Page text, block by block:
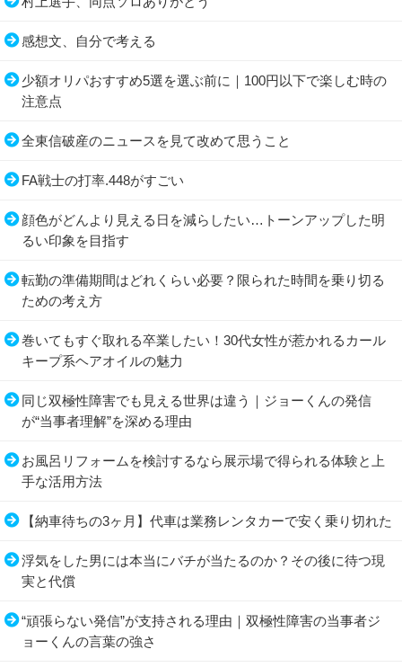
感想文、自分で考える
少額オリパおすすめ5選を選ぶ前に｜100円以下で楽しむ時の
注意点
全東信破産のニュースを見て改めて思うこと
FA戦士の打率.448がすごい
顔色がどんより見える日を減らしたい…トーンアップした明
るい印象を目指す
転勤の準備期間はどれくらい必要？限られた時間を乗り切る
ための考え方
巻いてもすぐ取れる卒業したい！30代女性が惹かれるカール
キープ系ヘアオイルの魅力
同じ双極性障害でも見える世界は違う｜ジョーくんの発信
が“当事者理解”を深める理由
お風呂リフォームを検討するなら展示場で得られる体験と上
手な活用方法
【納車待ちの3ヶ月】代車は業務レンタカーで安く乗り切れた
浮気をした男には本当にバチが当たるのか？その後に待つ現
実と代償
“頑張らない発信”が支持される理由｜双極性障害の当事者ジ
ョーくんの言葉の強さ